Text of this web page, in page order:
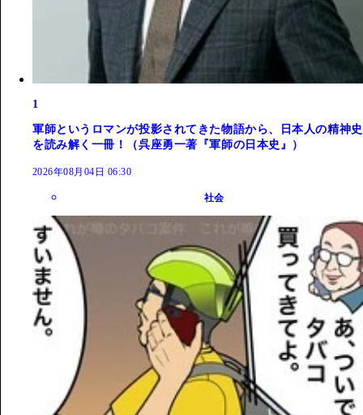
1
軍師というロマンが投影されてきた物語から、日本人の精神史
を読み解く一冊！（呉座勇一著『軍師の日本史』）
2026年08月04日 06:30
社会